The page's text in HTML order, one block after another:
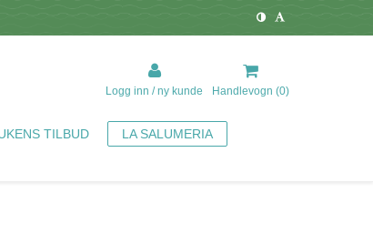
Logg inn / ny kunde Handlevogn (0)
TILBUD
LA SALUMERIA